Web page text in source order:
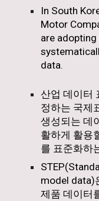
In South
Motor
are
data.
산업 데이터
정하는 국제
생성되는 데
활하게 활용
를 표준화하
model data)
제품 데이터